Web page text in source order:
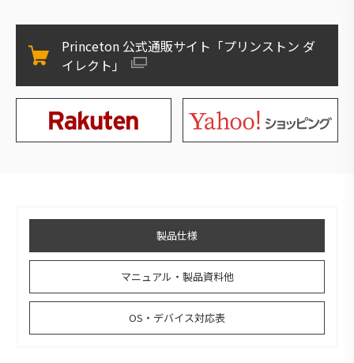
Princeton 公式通販サイト「プリンストン ダ
イレクト」
製品仕様
マニュアル・製品資料他
OS・デバイス対応表